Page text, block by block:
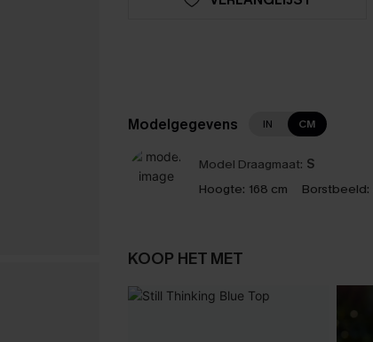
Modelgegevens IN CM
Model Draagmaat: S
Hoogte: 168 cm Borstbeeld:
KOOP HET MET